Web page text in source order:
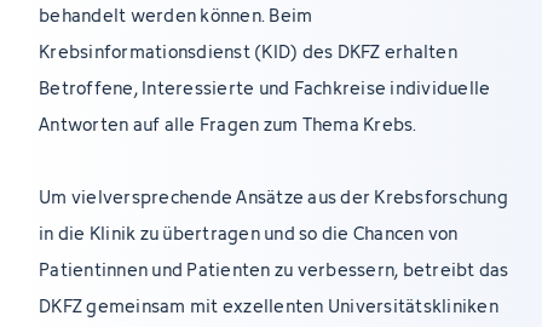
behandelt werden können. Beim
Krebsinformationsdienst (KID) des DKFZ erhalten
Betroffene, Interessierte und Fachkreise individuelle
Antworten auf alle Fragen zum Thema Krebs.
Um vielversprechende Ansätze aus der Krebsforschung
in die Klinik zu übertragen und so die Chancen von
Patientinnen und Patienten zu verbessern, betreibt das
DKFZ gemeinsam mit exzellenten Universitätskliniken